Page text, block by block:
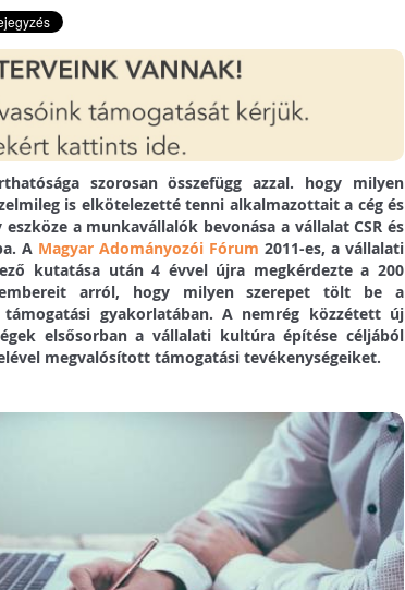
szorosan összefügg azzal. hogy milyen
is elkötelezetté tenni alkalmazottait a cég és
a munkavállalók bevonása a vállalat CSR és
A Magyar Adományozói Fórum 2011-es, a vállalati
kutatása után 4 évvel újra megkérdezte a 200
arról, hogy milyen szerepet tölt be a
gyakorlatában. A nemrég közzétett új
elsősorban a vállalati kultúra építése céljából
megvalósított támogatási tevékenységeiket.